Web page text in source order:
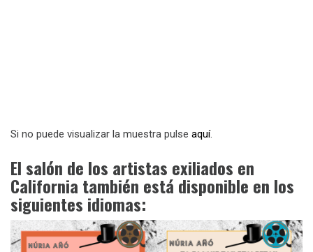
Si no puede visualizar la muestra pulse aquí.
El salón de los artistas exiliados en
California también está disponible en los
siguientes idiomas: